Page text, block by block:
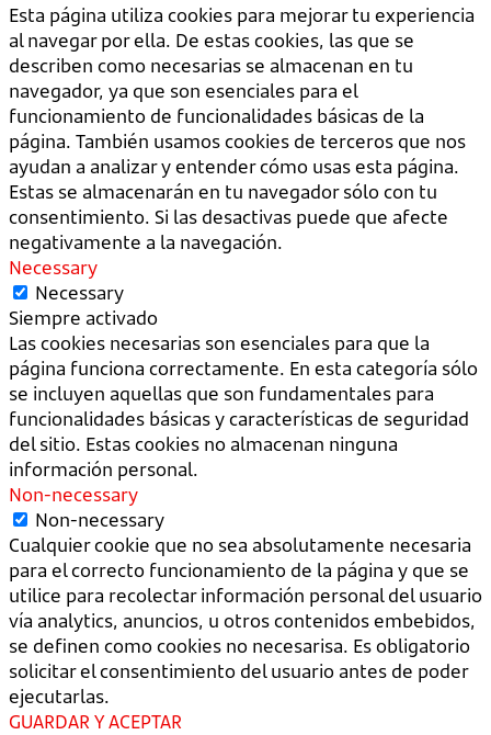
Esta página utiliza cookies para mejorar tu experiencia
al navegar por ella. De estas cookies, las que se
describen como necesarias se almacenan en tu
navegador, ya que son esenciales para el
funcionamiento de funcionalidades básicas de la
página. También usamos cookies de terceros que nos
ayudan a analizar y entender cómo usas esta página.
Estas se almacenarán en tu navegador sólo con tu
consentimiento. Si las desactivas puede que afecte
negativamente a la navegación.
Necessary
Necessary
Siempre activado
Las cookies necesarias son esenciales para que la
página funciona correctamente. En esta categoría sólo
se incluyen aquellas que son fundamentales para
funcionalidades básicas y características de seguridad
del sitio. Estas cookies no almacenan ninguna
información personal.
Non-necessary
Non-necessary
Cualquier cookie que no sea absolutamente necesaria
para el correcto funcionamiento de la página y que se
utilice para recolectar información personal del usuario
vía analytics, anuncios, u otros contenidos embebidos,
se definen como cookies no necesarisa. Es obligatorio
solicitar el consentimiento del usuario antes de poder
ejecutarlas.
GUARDAR Y ACEPTAR